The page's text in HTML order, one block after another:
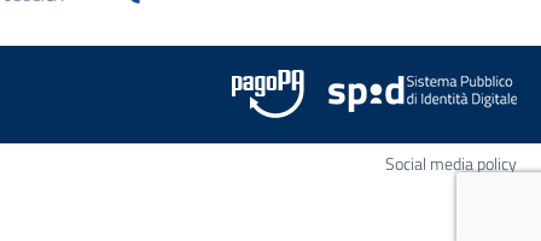
stessa finestra
Social media policy